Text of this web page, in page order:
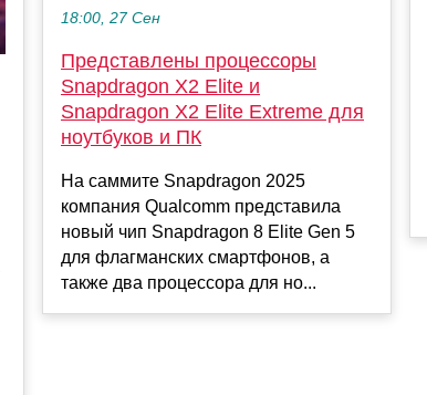
18:00, 27 Сен
Представлены процессоры
Snapdragon X2 Elite и
Snapdragon X2 Elite Extreme для
ноутбуков и ПК
На саммите Snapdragon 2025
компания Qualcomm представила
новый чип Snapdragon 8 Elite Gen 5
для флагманских смартфонов, а
также два процессора для но...